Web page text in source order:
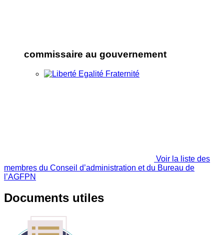
commissaire au gouvernement
Voir la liste des
membres du Conseil d’administration et du Bureau de
l’AGFPN
Documents utiles